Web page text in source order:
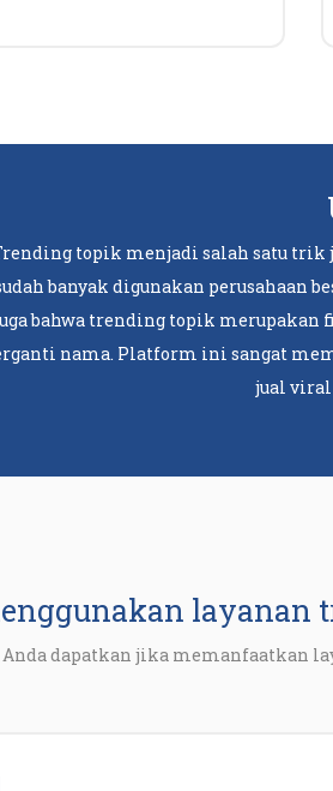
topik menjadi salah satu trik
banyak digunakan perusahaan
bahwa trending topik
nama. Platform ini sangat
jual
layanan
Anda dapatkan jika memanfaatkan